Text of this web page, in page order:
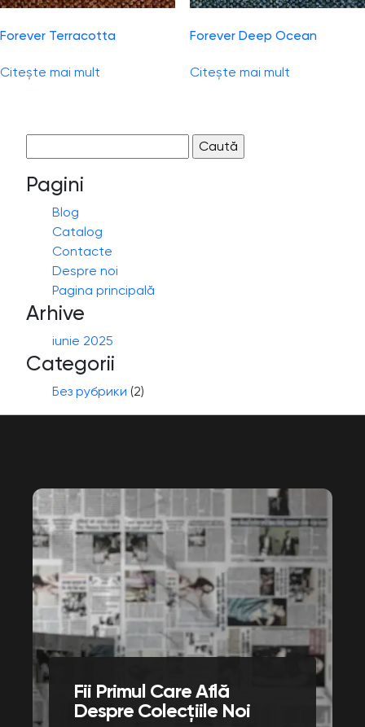
Forever Terracotta
Citește mai mult
Forever Deep Ocean
Citește mai mult
după:
Pagini
Blog
Catalog
Contacte
Despre noi
Pagina principală
Arhive
iunie 2025
Categorii
Без рубрики (2)
Fii Primul Care Află
Despre Colecțiile Noi